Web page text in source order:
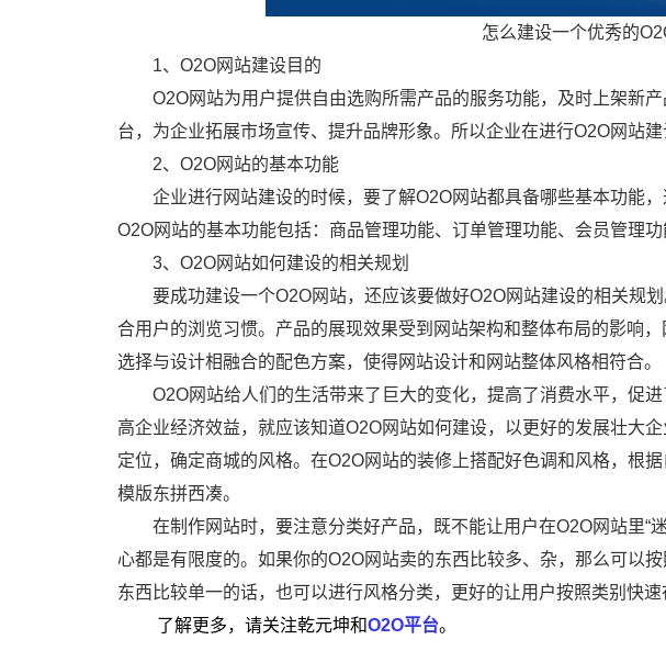
怎么建设一个优秀的
1、O2O网站建设目的
O2O网站为用户提供自由选购所需产品的服务功能，及时上架新
台，为企业拓展市场宣传、提升品牌形象。所以企业在进行O2O网站
2、O2O网站的基本功能
企业进行网站建设的时候，要了解O2O网站都具备哪些基本功能
O2O网站的基本功能包括：商品管理功能、订单管理功能、会员管理
3、O2O网站如何建设的相关规划
要成功建设一个O2O网站，还应该要做好O2O网站建设的相关规
合用户的浏览习惯。产品的展现效果受到网站架构和整体布局的影响
选择与设计相融合的配色方案，使得网站设计和网站整体风格相符合。
O2O网站给人们的生活带来了巨大的变化，提高了消费水平，促
高企业经济效益，就应该知道O2O网站如何建设，以更好的发展壮大
定位，确定商城的风格。在O2O网站的装修上搭配好色调和风格，根
模版东拼西凑。
在制作网站时，要注意分类好产品，既不能让用户在O2O网站里“
心都是有限度的。如果你的O2O网站卖的东西比较多、杂，那么可以
东西比较单一的话，也可以进行风格分类，更好的让用户按照类别快
了解更多，请关注乾元坤和O2O平台。